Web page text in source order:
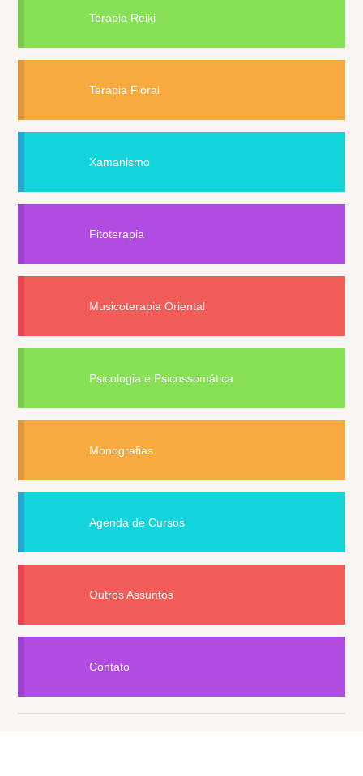
Terapia Reiki
Terapia Floral
Xamanismo
Fitoterapia
Musicoterapia Oriental
Psicologia e Psicossomática
Monografias
Agenda de Cursos
Outros Assuntos
Contato